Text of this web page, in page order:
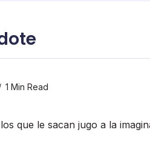
1 Min Read
que le sacan jugo a la